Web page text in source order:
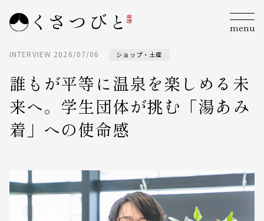
menu
INTERVIEW 2026/07/06 ショップ・土産
誰もが平等に温泉を楽しめる未
来へ。学生団体が挑む「湯あみ
着」への使命感